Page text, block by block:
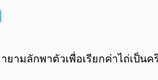
ามลักพาตัวเพื่อเรียกค่าไถ่เป็